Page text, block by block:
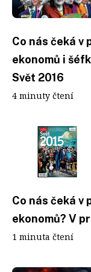
Co nás čeká v
ekonomů i
Svět 2016
4 minuty čtení
Co nás čeká v
ekonomů? V
1 minuta čtení